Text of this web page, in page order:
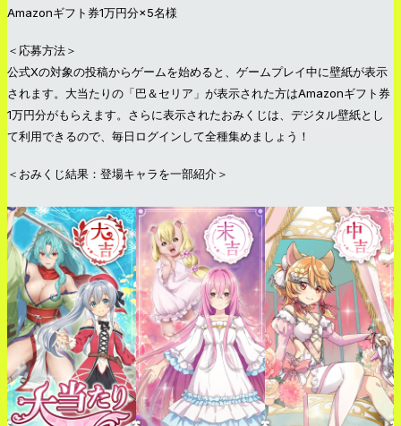
Amazonギフト券1万円分×5名様
＜応募方法＞
公式Xの対象の投稿からゲームを始めると、ゲームプレイ中に壁紙が表示
されます。大当たりの「巴＆セリア」が表示された方はAmazonギフト券
1万円分がもらえます。さらに表示されたおみくじは、デジタル壁紙とし
て利用できるので、毎日ログインして全種集めましょう！
＜おみくじ結果：登場キャラを一部紹介＞